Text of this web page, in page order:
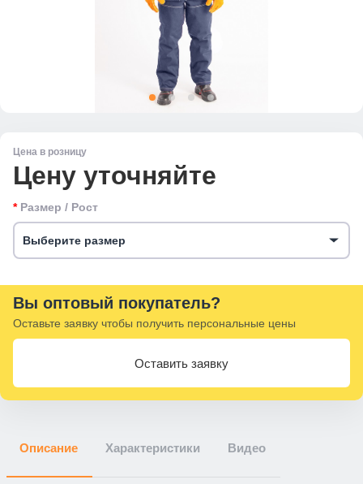
Цена в розницу
Цену уточняйте
Размер / Рост
Выберите размер
Вы оптовый покупатель?
Оставьте заявку чтобы получить персональные цены
Оставить заявку
Описание Характеристики Видео